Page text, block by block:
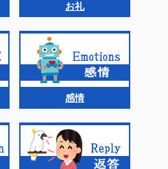
お礼
感情